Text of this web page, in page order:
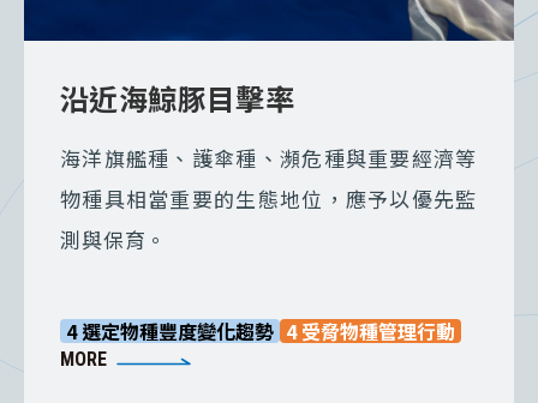
沿近海鯨豚目擊率
海洋旗艦種、護傘種、瀕危種與重要經濟等
物種具相當重要的生態地位，應予以優先監
測與保育。
4 選定物種豐度變化趨勢 4 受脅物種管理行動
MORE